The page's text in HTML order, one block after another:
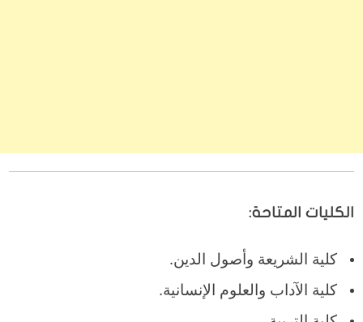
الكليات المتاحة:
كلية الشريعة وأصول الدين.
كلية الآداب والعلوم الإنسانية.